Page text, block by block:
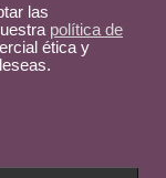
las
política de
ética y